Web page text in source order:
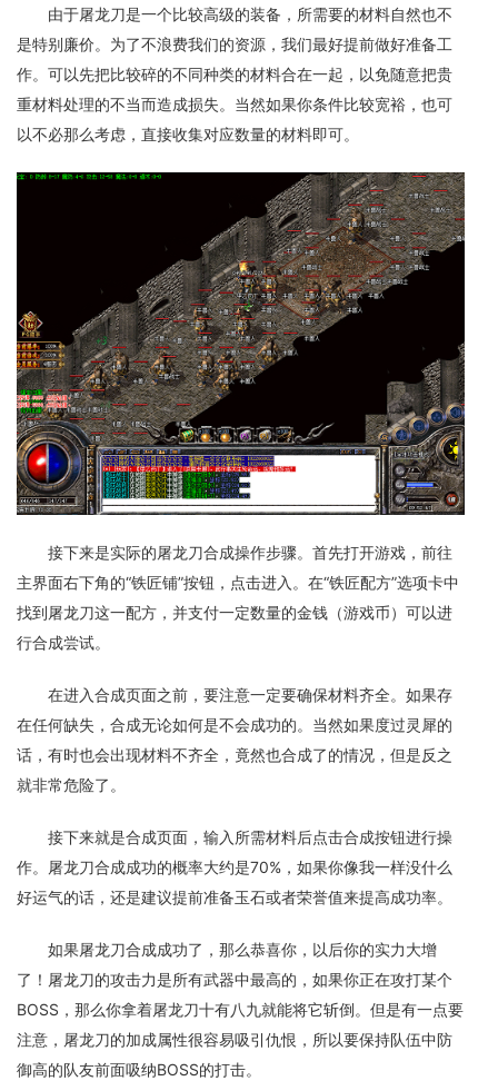
由于屠龙刀是一个比较高级的装备，所需要的材料自然也不
是特别廉价。为了不浪费我们的资源，我们最好提前做好准备工
作。可以先把比较碎的不同种类的材料合在一起，以免随意把贵
重材料处理的不当而造成损失。当然如果你条件比较宽裕，也可
以不必那么考虑，直接收集对应数量的材料即可。
接下来是实际的屠龙刀合成操作步骤。首先打开游戏，前往
主界面右下角的“铁匠铺”按钮，点击进入。在“铁匠配方”选项卡中
找到屠龙刀这一配方，并支付一定数量的金钱（游戏币）可以进
行合成尝试。
在进入合成页面之前，要注意一定要确保材料齐全。如果存
在任何缺失，合成无论如何是不会成功的。当然如果度过灵犀的
话，有时也会出现材料不齐全，竟然也合成了的情况，但是反之
就非常危险了。
接下来就是合成页面，输入所需材料后点击合成按钮进行操
作。屠龙刀合成成功的概率大约是70%，如果你像我一样没什么
好运气的话，还是建议提前准备玉石或者荣誉值来提高成功率。
如果屠龙刀合成成功了，那么恭喜你，以后你的实力大增
了！屠龙刀的攻击力是所有武器中最高的，如果你正在攻打某个
BOSS，那么你拿着屠龙刀十有八九就能将它斩倒。但是有一点要
注意，屠龙刀的加成属性很容易吸引仇恨，所以要保持队伍中防
御高的队友前面吸纳BOSS的打击。